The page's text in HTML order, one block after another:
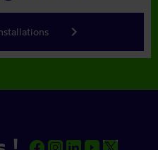
keyboard_arrow_right